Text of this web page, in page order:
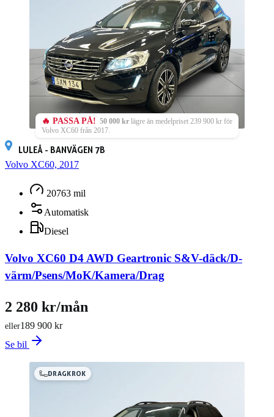
🔥 PASSA PÅ! 50 000 kr lägre än medelpriset 239 900 kr för
Volvo XC60 från 2017.
LULEÅ - BANVÄGEN 7B
Volvo XC60, 2017
20763 mil
Automatisk
Diesel
Volvo XC60 D4 AWD Geartronic S&V-däck/D-
värm/Psens/MoK/Kamera/Drag
189 900 kr
eller
2 280 kr/mån
Se bil
DRAGKROK